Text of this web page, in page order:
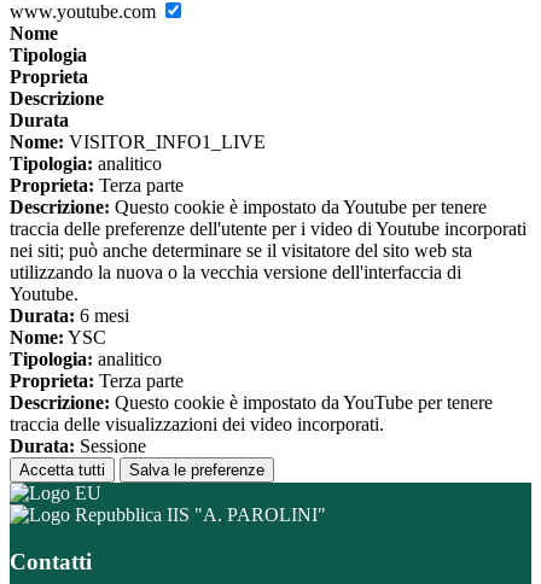
www.youtube.com
Nome
Tipologia
Proprieta
Descrizione
Durata
Nome: VISITOR_INFO1_LIVE
Tipologia: analitico
Proprieta: Terza parte
Descrizione: Questo cookie è impostato da Youtube per tenere
traccia delle preferenze dell'utente per i video di Youtube incorporati
nei siti; può anche determinare se il visitatore del sito web sta
utilizzando la nuova o la vecchia versione dell'interfaccia di
Youtube.
Durata: 6 mesi
Nome: YSC
Tipologia: analitico
Proprieta: Terza parte
Descrizione: Questo cookie è impostato da YouTube per tenere
traccia delle visualizzazioni dei video incorporati.
Durata: Sessione
Accetta tutti Salva le preferenze
IIS "A. PAROLINI"
Contatti